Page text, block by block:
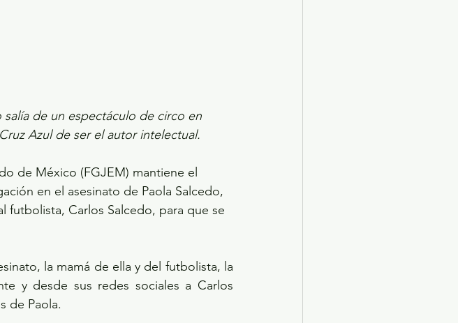
de un espectáculo de circo en
Azul de ser el autor intelectual.
de México (FGJEM) mantiene el
en el asesinato de Paola Salcedo,
Carlos Salcedo, para que se
la mamá de ella y del futbolista, la
y desde sus redes sociales a Carlos
de Paola.